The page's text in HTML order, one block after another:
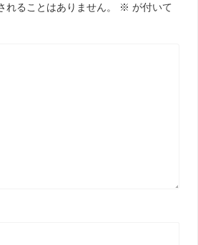
れることはありません。 ※ が付いて